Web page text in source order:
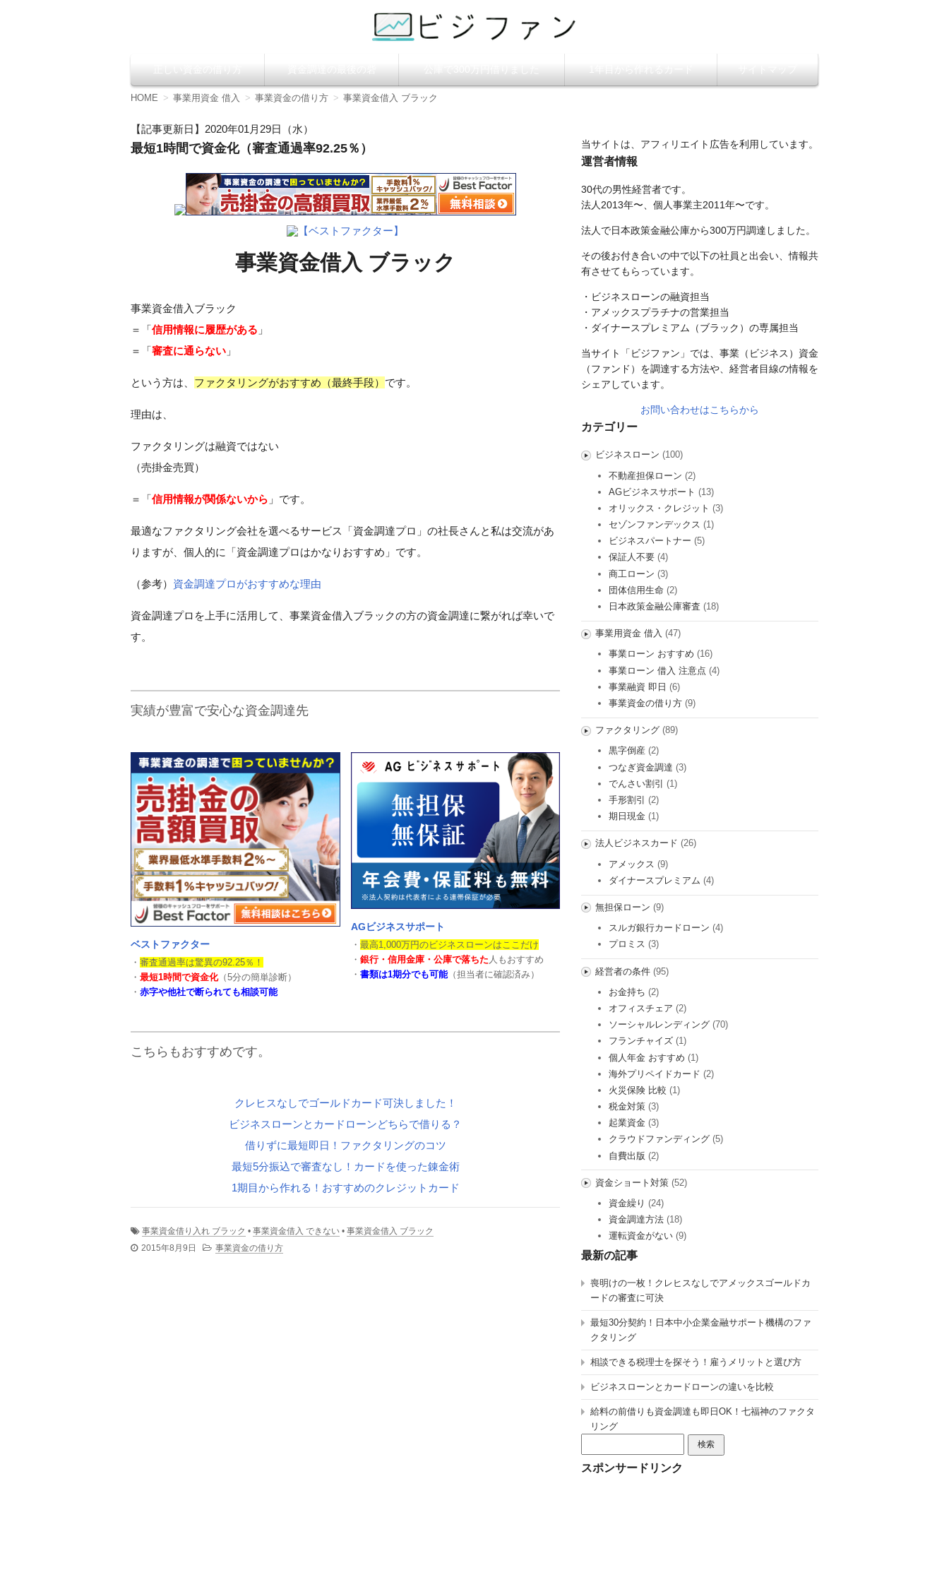
資金調達の方法【ビジファン】
ン
テ
ツ
へ
移
HOME 事業用資金 借入 事業資金の借り方 事業資金借入 ブラック
【記事更新日】2020年01月29日（水）
最短1時間で資金化（審査通過率92.25％）
【ベストファクター】
事業資金借入 ブラック
事業資金借入ブラック
＝「信用情報に履歴がある 」
＝「審査に通らない 」
という方は、 ファクタリングがおすすめ（最終手段） です。
理由は、
ファクタリングは融資ではない
（売掛金売買）
＝「信用情報が関係ないから 」です。
最適なファクタリング会社を選べるサービス「資金調達プロ」の社長さんと私は交流があ
りますが、個人的に「資金調達プロはかなりおすすめ」です。
（参考） 資金調達プロがおすすめな理由
資金調達プロを上手に活用して、事業資金借入ブラックの方の資金調達に繋がれば幸いで
す。
実績が豊富で安心な資金調達先
ベストファクター
・ 審査通過率は驚異の92.25％！
・ 最短1時間で資金化（5分の簡単診断）
・ 赤字や他社で断られても相談可能
AGビジネスサポート
・ 最高1,000万円のビジネスローンはここだけ
・ 銀行・信用金庫・公庫で落ちた 人もおすすめ
・ 書類は1期分でも可能 （担当者に確認済み）
こちらもおすすめです。
クレヒスなしでゴールドカード可決しました！
ビジネスローンとカードローンどちらで借りる？
借りずに最短即日！ファクタリングのコツ
最短5分振込で審査なし！カードを使った錬金術
1期目から作れる！おすすめのクレジットカード
事業資金借り入れ ブラック • 事業資金借入 できない • 事業資金借入 ブラック
2015年8月9日
事業資金の借り方
当サイトは、アフィリエイト広告を利用しています。
運営者情報
30代の男性経営者です。
法人2013年〜、個人事業主2011年〜です。
法人で日本政策金融公庫から300万円調達しました。
その後お付き合いの中で以下の社員と出会い、情報共
有させてもらっています。
・ビジネスローンの融資担当
・アメックスプラチナの営業担当
・ダイナースプレミアム（ブラック）の専属担当
当サイト「ビジファン」では、事業（ビジネス）資金
（ファンド）を調達する方法や、経営者目線の情報を
シェアしています。
お問い合わせはこちらから
カテゴリー
ビジネスローン (100)
不動産担保ローン (2)
AGビジネスサポート (13)
オリックス・クレジット (3)
セゾンファンデックス (1)
ビジネスパートナー (5)
保証人不要 (4)
商工ローン (3)
団体信用生命 (2)
日本政策金融公庫審査 (18)
事業用資金 借入 (47)
事業ローン おすすめ (16)
事業ローン 借入 注意点 (4)
事業融資 即日 (6)
事業資金の借り方 (9)
ファクタリング(89)
黒字倒産 (2)
つなぎ資金調達 (3)
でんさい割引 (1)
手形割引
(2)
期日現金 (1)
法人ビジネスカード (26)
アメックス (9)
ダイナースプレミアム (4)
無担保ローン (9)
スルガ銀行カードローン (4)
プロミス (3)
経営者の条件(95)
お金持ち (2)
オフィスチェア (2)
ソーシャルレンディング (70)
フランチャイズ (1)
個人年金 おすすめ (1)
海外プリペイドカード (2)
火災保険 比較 (1)
税金対策 (3)
起業資金 (3)
クラウドファンディング (5)
自費出版 (2)
資金ショート対策(52)
資金繰り (24)
資金調達方法 (18)
運転資金がない (9)
最新の記事
喪明けの一枚！クレヒスなしでアメックスゴールドカ
ードの審査に可決
最短30分契約！日本中小企業金融サポート機構のファ
クタリング
相談できる税理士を探そう！雇うメリットと選び方
ビジネスローンとカードローンの違いを比較
給料の前借りも資金調達も即日OK！七福神のファクタ
リング
索:
スポンサードリンク